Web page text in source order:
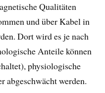
Qualitäten
und über Kabel in
Dort wird es je nach
Anteile können
physiologische
abgeschwächt werden.